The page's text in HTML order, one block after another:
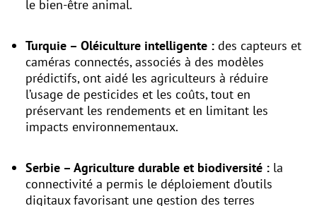
le bien-être animal.
Turquie – Oléiculture intelligente : des capteurs et
caméras connectés, associés à des modèles
prédictifs, ont aidé les agriculteurs à réduire
l’usage de pesticides et les coûts, tout en
préservant les rendements et en limitant les
impacts environnementaux.
Serbie – Agriculture durable et biodiversité : la
connectivité a permis le déploiement d’outils
digitaux favorisant une gestion des terres